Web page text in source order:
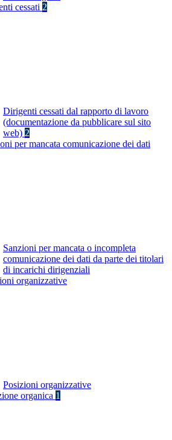
cessati 2
Dirigenti cessati dal rapporto di lavoro
(documentazione da pubblicare sul sito
web) 2
per mancata comunicazione dei dati
Sanzioni per mancata o incompleta
comunicazione dei dati da parte dei titolari
di incarichi dirigenziali
organizzative
Posizioni organizzative
organica 1